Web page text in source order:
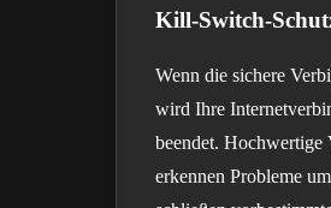
Kill-Switch-
Wenn die sichere
wird Ihre
beendet. Hochwertige
erkennen Probleme